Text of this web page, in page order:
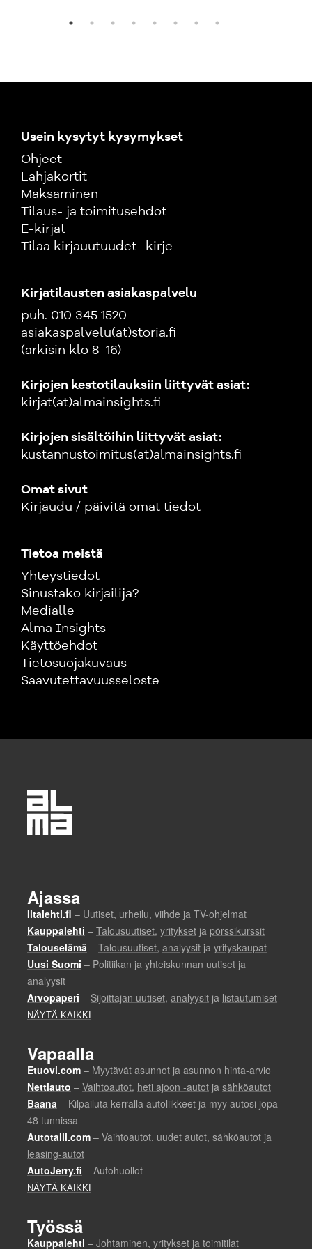
Usein kysytyt kysymykset
Ohjeet
Lahjakortit
Maksaminen
Tilaus- ja toimitusehdot
E-kirjat
Tilaa kirjauutuudet -kirje
Kirjatilausten asiakaspalvelu
puh. 010 345 1520
asiakaspalvelu(at)storia.fi
(arkisin klo 8–16)
Kirjojen kestotilauksiin liittyvät asiat:
kirjat(at)almainsights.fi
Kirjojen sisältöihin liittyvät asiat:
kustannustoimitus(at)almainsights.fi
Omat sivut
Kirjaudu / päivitä omat tiedot
Tietoa meistä
Yhteystiedot
Sinustako kirjailija?
Medialle
Alma Insights
Käyttöehdot
Tietosuojakuvaus
Saavutettavuusseloste